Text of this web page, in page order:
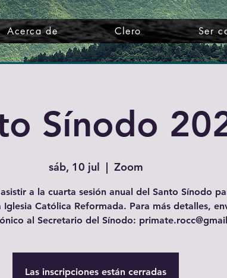
Acerca de Clero Ser
Sínodo
sáb, 10 jul
  |
Zoom
a la cuarta sesión anual del Santo Sínodo
Católica Reformada. Para más detalles,
al Secretario del Sínodo:
Las inscripciones están cerradas